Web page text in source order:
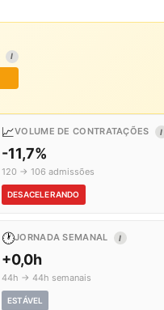
I
📈VOLUME DE CONTRATAÇÕES I
-11,7%
120 → 106 admissões
DESACELERANDO
🕐JORNADA SEMANAL I
+0,0h
44h → 44h semanais
ESTÁVEL